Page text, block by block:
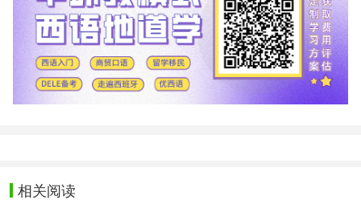
相关阅读